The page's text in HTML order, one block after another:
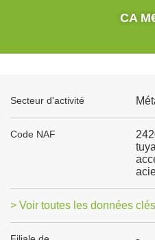
CA
Secteur d'activité
Code NAF
> Voir toutes les données clés